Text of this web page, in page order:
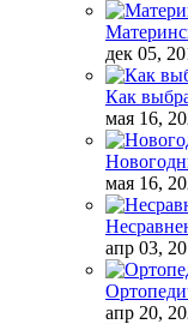
дек 05,
Как
мая 16,
мая 16,
апр 03,
апр 20,